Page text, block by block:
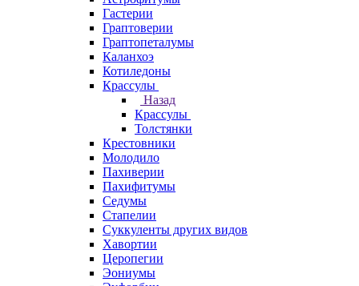
Гастерии
Граптоверии
Граптопеталумы
Каланхоэ
Котиледоны
Крассулы
Назад
Крассулы
Толстянки
Крестовники
Молодило
Пахиверии
Пахифитумы
Седумы
Стапелии
Суккуленты других видов
Хавортии
Церопегии
Эониумы